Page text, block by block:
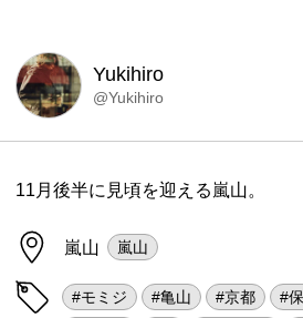
Yukihiro
@Yukihiro
11月後半に見頃を迎える嵐山。
嵐山 嵐山
#モミジ #亀山 #京都 #